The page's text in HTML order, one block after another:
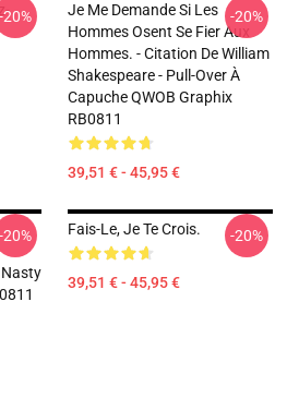
-20%
Je Me Demande Si Les
Hommes Osent Se Fier Aux
Hommes. - Citation De William
Shakespeare - Pull-Over À
Capuche QWOB Graphix
RB0811
39,51 € - 45,95 €
-20%
-20% Fais-Le, Je Te Crois.
39,51 € - 45,95 €
-20%